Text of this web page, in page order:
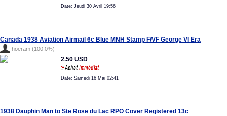
Date: Jeudi 30 Avril 19:56
Canada 1938 Aviation Airmail 6c Blue MNH Stamp F/VF George VI Era
hoeram (100.0%)
2.50 USD
Date: Samedi 16 Mai 02:41
1938 Dauphin Man to Ste Rose du Lac RPO Cover Registered 13c